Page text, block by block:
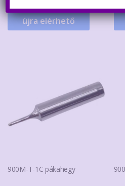
Értesítésetek ha
újra elérhető
900M-T-1C pákahegy